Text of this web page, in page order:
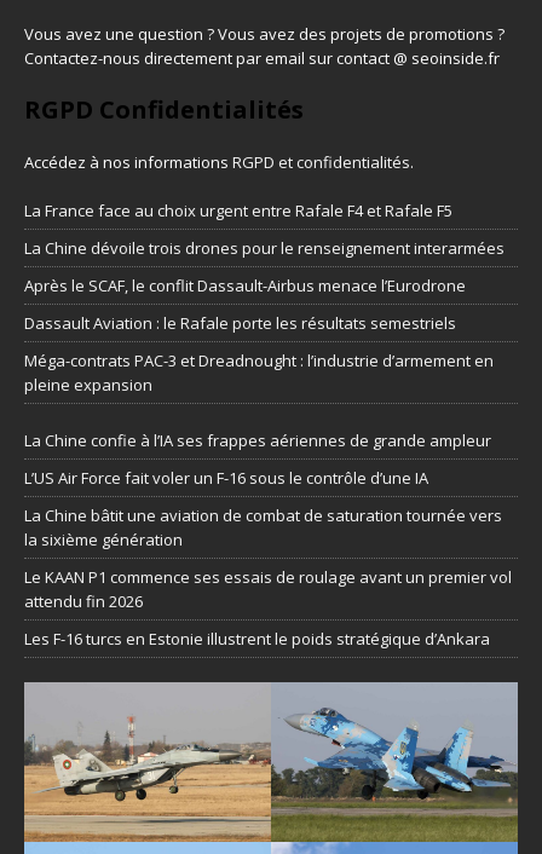
Vous avez une question ? Vous avez des projets de promotions ?
Contactez-nous directement par email sur contact @ seoinside.fr
RGPD Confidentialités
Accédez à nos informations RGPD et confidentialités.
La France face au choix urgent entre Rafale F4 et Rafale F5
La Chine dévoile trois drones pour le renseignement interarmées
Après le SCAF, le conflit Dassault-Airbus menace l’Eurodrone
Dassault Aviation : le Rafale porte les résultats semestriels
Méga-contrats PAC-3 et Dreadnought : l’industrie d’armement en
pleine expansion
La Chine confie à l’IA ses frappes aériennes de grande ampleur
L’US Air Force fait voler un F-16 sous le contrôle d’une IA
La Chine bâtit une aviation de combat de saturation tournée vers
la sixième génération
Le KAAN P1 commence ses essais de roulage avant un premier vol
attendu fin 2026
Les F-16 turcs en Estonie illustrent le poids stratégique d’Ankara